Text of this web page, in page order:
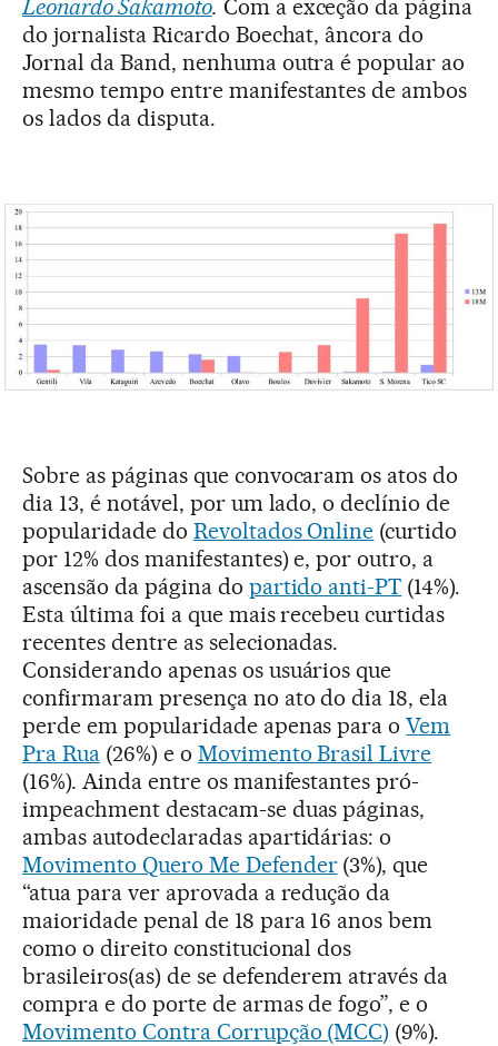
Leonardo Sakamoto. Com a exceção da página
do jornalista Ricardo Boechat, âncora do
Jornal da Band, nenhuma outra é popular ao
mesmo tempo entre manifestantes de ambos
os lados da disputa.
Sobre as páginas que convocaram os atos do
dia 13, é notável, por um lado, o declínio de
popularidade do Revoltados Online (curtido
por 12% dos manifestantes) e, por outro, a
ascensão da página do partido anti-PT (14%).
Esta última foi a que mais recebeu curtidas
recentes dentre as selecionadas.
Considerando apenas os usuários que
confirmaram presença no ato do dia 18, ela
perde em popularidade apenas para oVem
Pra Rua(26%) e o Movimento Brasil Livre
(16%). Ainda entre os manifestantes pró-
impeachment destacam-se duas páginas,
ambas autodeclaradas apartidárias: o
Movimento Quero Me Defender(3%), que
“atua para ver aprovada a redução da
maioridade penal de 18 para 16 anos bem
como o direito constitucional dos
brasileiros(as) de se defenderem através da
compra e do porte de armas de fogo”, e o
Movimento Contra Corrupção (MCC) (9%).